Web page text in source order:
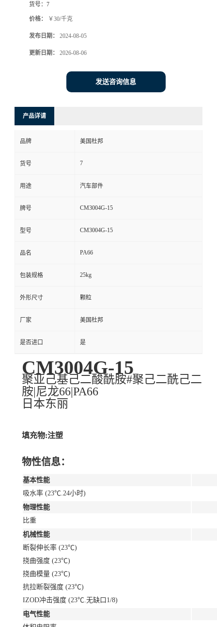
货号： 7
价格： ￥30/千克
发布日期： 2024-08-05
更新日期： 2026-08-06
发送咨询信息
产品详请
品牌 美国杜邦
货号 7
用途 汽车部件
牌号 CM3004G-15
型号 CM3004G-15
品名 PA66
包装规格 25kg
外形尺寸 颗粒
厂家 美国杜邦
是否进口 是
CM3004G-15
聚亚己基己二酸酰胺#聚己二酰己二
胺|尼龙66|PA66
日本东丽
填充物:注塑
物性信息：
基本性能
吸水率 (23℃.24小时)
物理性能
比重
机械性能
断裂伸长率 (23℃)
挠曲强度 (23℃)
挠曲模量 (23℃)
抗拉断裂强度 (23℃)
IZOD冲击强度 (23℃.无缺口1/8)
电气性能